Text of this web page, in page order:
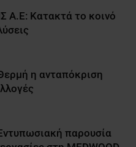
Κατακτά το κοινό
η ανταπόκριση
παρουσία